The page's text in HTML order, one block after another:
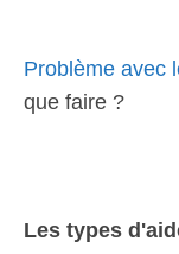
Problème avec
que faire ?
Les types